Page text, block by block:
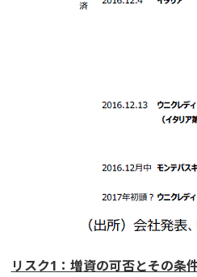
リスク1：増資の可否とその条